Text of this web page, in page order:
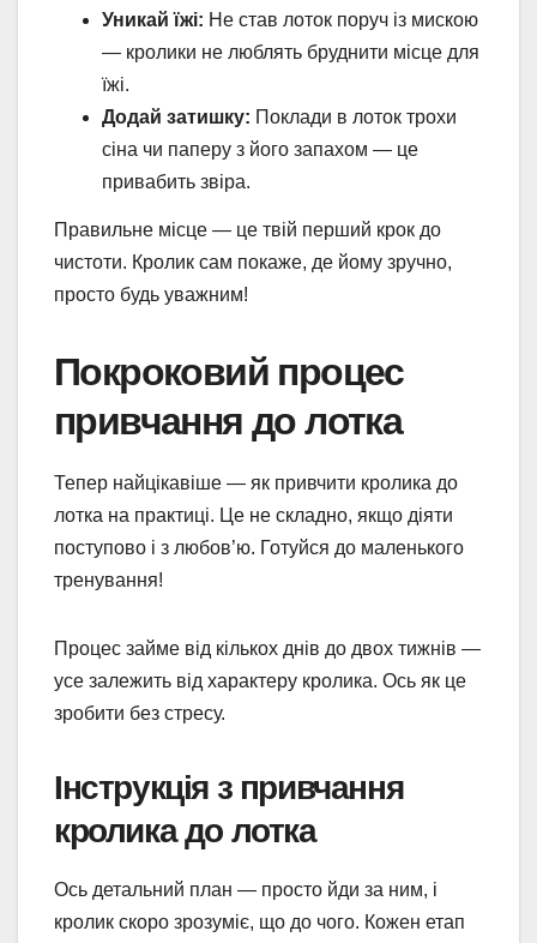
Уникай їжі: Не став лоток поруч із мискою
— кролики не люблять бруднити місце для
їжі.
Додай затишку: Поклади в лоток трохи
сіна чи паперу з його запахом — це
привабить звіра.
Правильне місце — це твій перший крок до
чистоти. Кролик сам покаже, де йому зручно,
просто будь уважним!
Покроковий процес
привчання до лотка
Тепер найцікавіше — як привчити кролика до
лотка на практиці. Це не складно, якщо діяти
поступово і з любов’ю. Готуйся до маленького
тренування!
Процес займе від кількох днів до двох тижнів —
усе залежить від характеру кролика. Ось як це
зробити без стресу.
Інструкція з привчання
кролика до лотка
Ось детальний план — просто йди за ним, і
кролик скоро зрозуміє, що до чого. Кожен етап